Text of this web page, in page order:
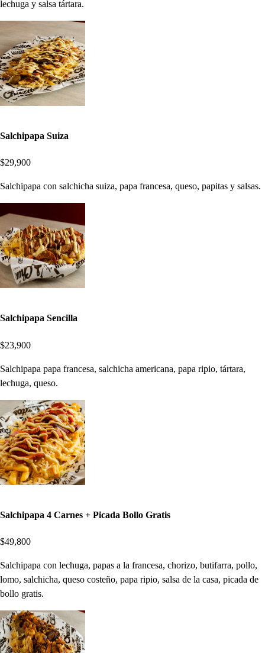
lechuga y salsa tártara.
Salchipapa Suiza
$29,900
Salchipapa con salchicha suiza, papa francesa, queso, papitas y salsas.
Salchipapa Sencilla
$23,900
Salchipapa papa francesa, salchicha americana, papa ripio, tártara,
lechuga, queso.
Salchipapa 4 Carnes + Picada Bollo Gratis
$49,800
Salchipapa con lechuga, papas a la francesa, chorizo, butifarra, pollo,
lomo, salchicha, queso costeño, papa ripio, salsa de la casa, picada de
bollo gratis.